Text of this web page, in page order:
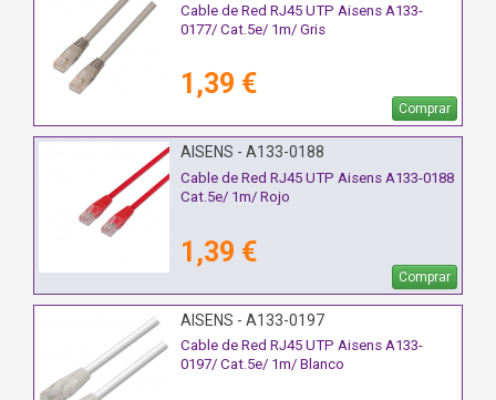
Cable de Red RJ45 UTP Aisens A133-
0177/ Cat.5e/ 1m/ Gris
1,39 €
Comprar
AISENS - A133-0188
Cable de Red RJ45 UTP Aisens A133-0188
Cat.5e/ 1m/ Rojo
1,39 €
Comprar
AISENS - A133-0197
Cable de Red RJ45 UTP Aisens A133-
0197/ Cat.5e/ 1m/ Blanco